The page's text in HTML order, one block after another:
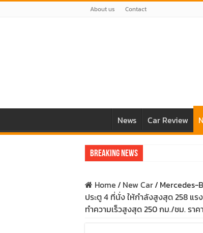
About us Contact
News Car Review
Breaking News
รีวิว ลองขับ All New GWM
คาราวาน ISUZU 2.2 Ddi
Home/ New Car/ Mercedes-
ประตู 4 ที่นั่ง ให้กำลังสูงสุด 258 แร
ทำความเร็วสูงสุด 250 กม./ชม. รา